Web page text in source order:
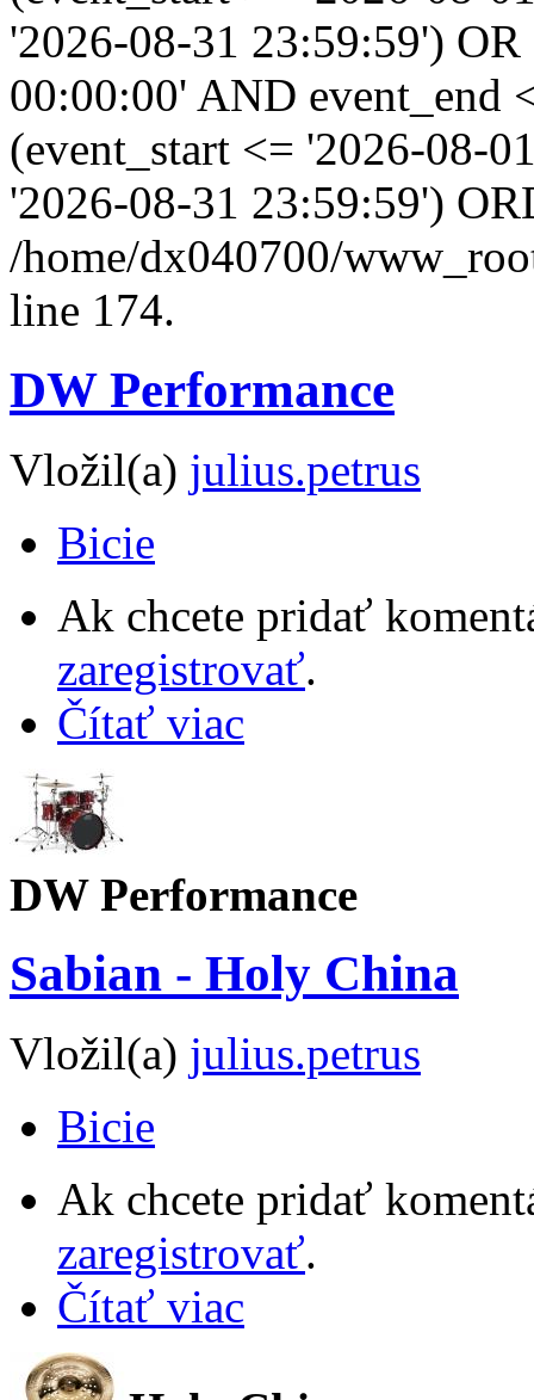
'2026-08-31 23:59:59')
00:00:00' AND event_end
(event_start <= '2026-08-
'2026-08-31 23:59:59')
/home/dx040700/
line 174.
DW Performance
Vložil(a) julius.petrus
Bicie
Ak chcete pridať
zaregistrovať.
Čítať viac
DW Performance
Sabian - Holy China
Vložil(a) julius.petrus
Bicie
Ak chcete pridať
zaregistrovať.
Čítať viac